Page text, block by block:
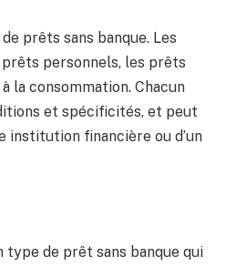
prêts sans banque. Les
personnels, les prêts
la consommation. Chacun
et spécificités, et peut
institution financière ou d’un
type de prêt sans banque qui